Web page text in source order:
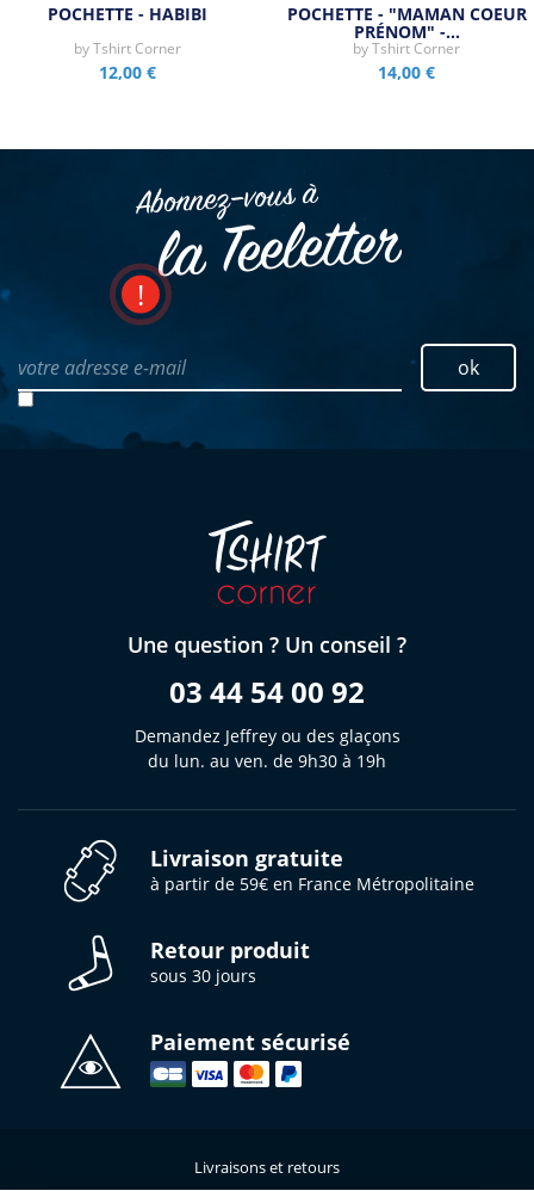
POCHETTE - HABIBI
byTshirt Corner
12,00 €
POCHETTE - "MAMAN COEUR
PRÉNOM" -…
byTshirt Corner
14,00 €
Abonnez–vous à
la Teeletter
votre adresse e-mail ok
Une question ? Un conseil ?
03 44 54 00 92
Demandez Jeffrey ou des glaçons
du lun. au ven. de 9h30 à 19h
Livraison gratuite
à partir de 59€ en France Métropolitaine
Retour produit
sous 30 jours
Paiement sécurisé
Livraisons et retours